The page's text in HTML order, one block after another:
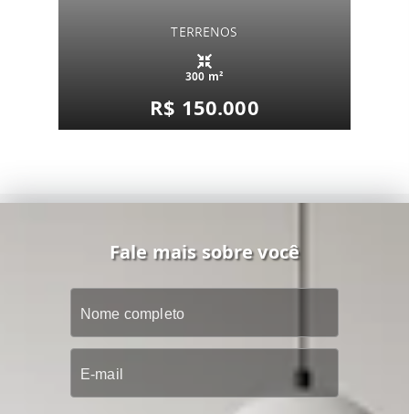
TERRENOS
300 m²
R$ 150.000
Fale mais sobre você